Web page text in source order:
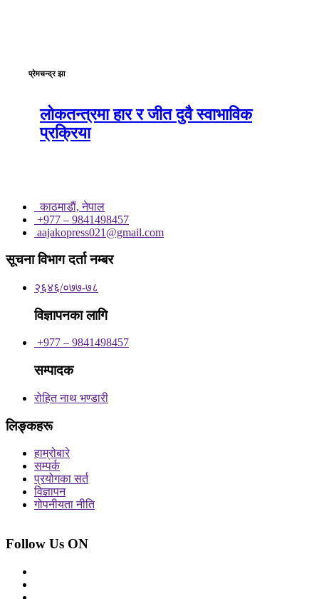
प्रेमचन्द्र झा
लोकतन्त्रमा हार र जीत दुवै स्वाभाविक
प्रक्रिया
काठमाडाैं, नेपाल
+977 – 9841498457
aajakopress021@gmail.com
सूचना विभाग दर्ता नम्बर
२६४६/०७७-७८
विज्ञापनका लागि
+977 – 9841498457
सम्पादक
रोहित नाथ भण्डारी
लिङ्कहरू
हाम्रोबारे
सम्पर्क
प्रयोगका सर्त
विज्ञापन
गोपनीयता नीति
Follow Us ON